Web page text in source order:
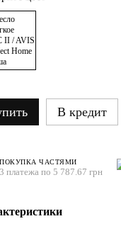
В кредит
ПОКУПКА ЧАСТЯМИ
3 платежа по 5 787.67 грн